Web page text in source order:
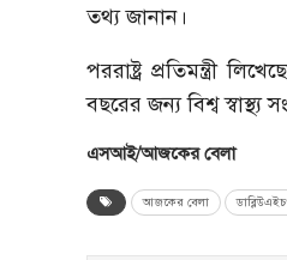
তথ্য জানান।
পররাষ্ট্র প্রতিমন্ত্রী
বছরের জন্য বিশ্ব স্বাস্থ্য
এসআই/আজকের বেলা
আজকের বেলা